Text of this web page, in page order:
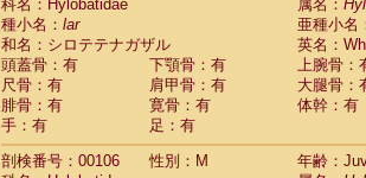
科名：Hylobatidae
属名：
種小名： lar
亜種小名
和名：シロテテナガザル
英名：
頭蓋骨：有
下顎骨：有
上腕骨：
尺骨：有
肩甲骨：有
大腿骨：
腓骨：有
寛骨：有
体幹：有
手：有
足：有
剖検番号：00106
性別：M
年齢：